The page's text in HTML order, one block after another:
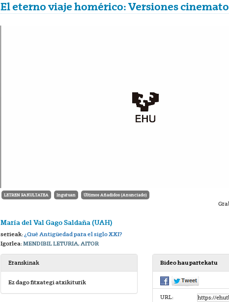
El eterno viaje homérico: Versiones
LETREN FAKULTATEA Inguruan Últimos Añadidos (Anunciado)
María del Val Gago Saldaña (UAH)
serieak:¿Qué Antigüedad para el siglo XXI?
Igorlea:MENDIBIL LETURIA, AITOR
Eranskinak
Ez dago fitxategi atxikiturik
Bideo hau partekatu
URL: